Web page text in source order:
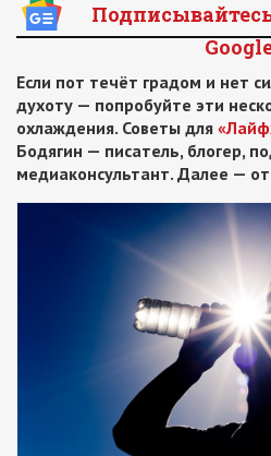
Если пот течёт градом и нет
духоту — попробуйте эти
охлаждения. Советы для
Бодягин — писатель, блогер,
медиаконсультант. Далее —